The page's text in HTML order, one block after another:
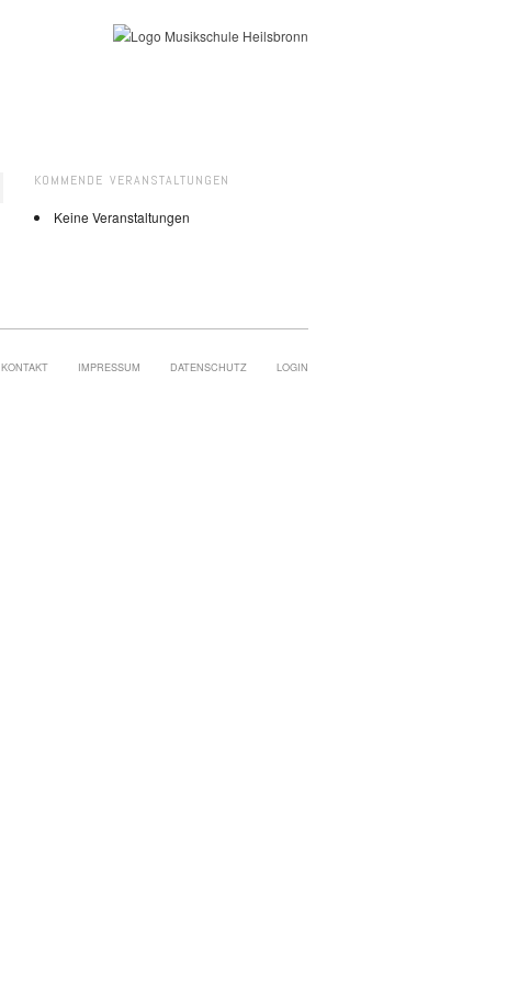
KOMMENDE VERANSTALTUNGEN
Keine Veranstaltungen
KONTAKT IMPRESSUM DATENSCHUTZ LOGIN